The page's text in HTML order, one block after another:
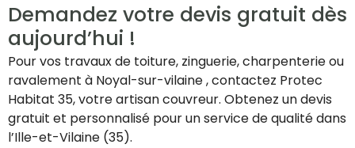
Demandez votre devis gratuit dès
aujourd’hui !
Pour vos travaux de toiture, zinguerie, charpenterie ou
ravalement à Noyal-sur-vilaine , contactez Protec
Habitat 35, votre artisan couvreur. Obtenez un devis
gratuit et personnalisé pour un service de qualité dans
l’Ille-et-Vilaine (35).